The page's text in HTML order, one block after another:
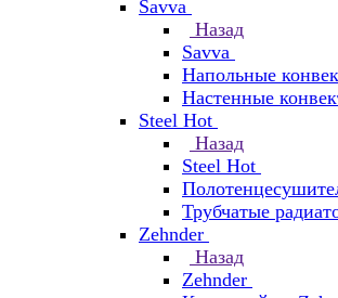
Savva
Назад
Savva
Напольные
Настенные
Steel Hot
Назад
Steel Hot
Трубчатые
Zehnder
Назад
Zehnder